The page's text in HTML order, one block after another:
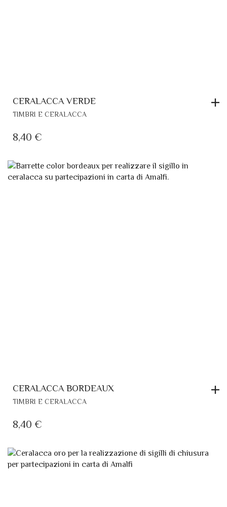
CERALACCA VERDE
TIMBRI E CERALACCA
8,40 €
CERALACCA BORDEAUX
TIMBRI E CERALACCA
8,40 €